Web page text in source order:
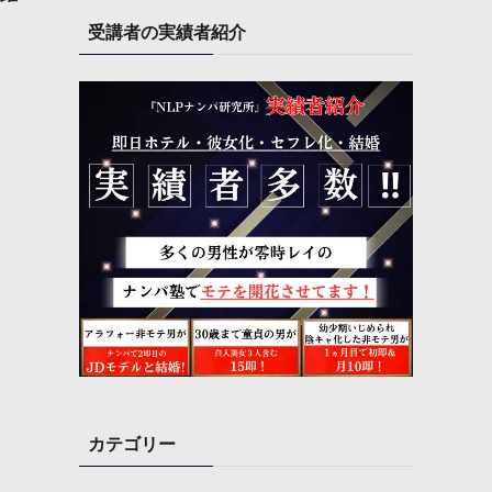
受講者の実績者紹介
カテゴリー